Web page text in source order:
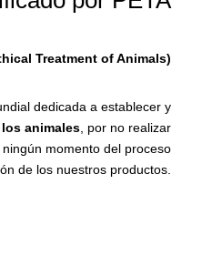
Treatment of Animals)
dedicada a establecer y
animales , por no realizar
momento del proceso
de los nuestros productos.